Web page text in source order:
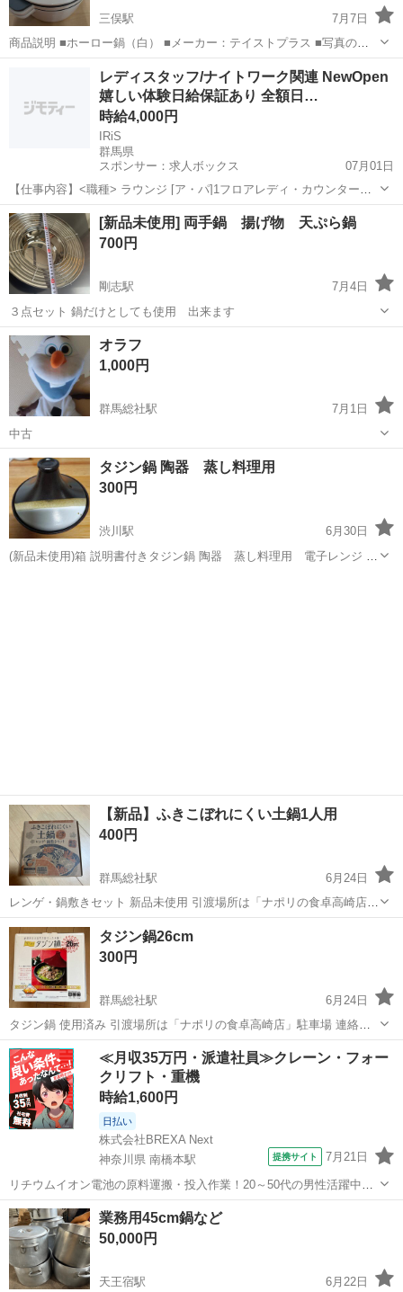
三俣駅
7月7日
商品説明 ■ホーロー鍋（白） ■メーカー：テイストプラス ■写真の色
合いは、撮影環境・ご覧になる環境により、実際の色合いと異なる場
合がございます。 ■簡易清掃済 ・中古品となりますので使用に伴うス
レ・キズ等がご...
三俣駅 調理器具 ホーロー
レディスタッフ/ナイトワーク関連 NewOpen
嬉しい体験日給保証あり 全額日…
時給4,000円
IRiS
群馬県
スポンサー：求人ボックス
07月01日
【仕事内容】<職種> ラウンジ [ア・パ]1フロアレディ・カウンターレ
ディ(ナイトワーク系)、ガールズバー・キャバクラ・スナックその他
(ナイトワーク系)、2クラブ・スナック系ホールスタッフ(ナイトワーク
系) <雇用形態> アルバイ...
アルバイト・パート
[新品未使用] 両手鍋 揚げ物 天ぷら鍋
700円
剛志駅
7月4日
３点セット 鍋だけとしても使用 出来ます
群馬 伊勢崎市
オラフ
1,000円
群馬総社駅
7月1日
中古
群馬 前橋市 群馬総社駅 調理器具 オラフ
タジン鍋 陶器 蒸し料理用
300円
渋川駅
6月30日
(新品未使用)箱 説明書付きタジン鍋 陶器 蒸し料理用 電子レンジ 保
【新品】ふきこぼれにくい土鍋1人用
400円
群馬総社駅
6月24日
レンゲ・鍋敷きセット 新品未使用 引渡場所は「ナポリの食卓高崎店」
駐車場 連絡順ではなく取引の早い方を優先します 取引後はノークレー
ム､ノーリターンで ご了承いただける方のみお問い合わせください
群馬 高崎市 群馬総社駅
タジン鍋26cm
300円
群馬総社駅
6月24日
タジン鍋 使用済み 引渡場所は「ナポリの食卓高崎店」駐車場 連絡順
ではなく取引の早い方を優先します 取引後はノークレーム､ノーリタ
ーンで ご了承いただける方のみお問い合わせください
群馬 高崎市 群馬総社駅 調理器具 タジン鍋
≪月収35万円・派遣社員≫クレーン・フォー
クリフト・重機
時給1,600円
日払い
株式会社BREXA Next
神奈川県 南橋本駅
提携サイト 7月21日
リチウムイオン電池の原料運搬・投入作業！20～50代の男性活躍中★
ワンルーム寮完備！赴任旅費会社負担！年間休日130日★フォークリフ
ト免許お持ちの方、活躍中！就業先食堂利用可★《神奈川県相模原
市》 人気の工場のお仕事 ◇電...
神奈川 相模原市 南橋本駅 その他
業務用45cm鍋など
50,000円
天王宿駅
6月22日